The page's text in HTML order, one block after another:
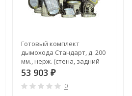
Готовый комплект
дымохода Стандарт, д. 200
мм., нерж. (стена, задний
выход)
53 903 ₽
0